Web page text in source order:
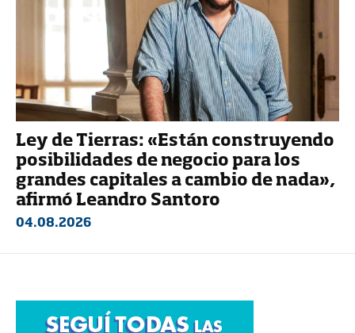
Ley de Tierras: «Están construyendo
posibilidades de negocio para los
grandes capitales a cambio de nada»,
afirmó Leandro Santoro
04.08.2026